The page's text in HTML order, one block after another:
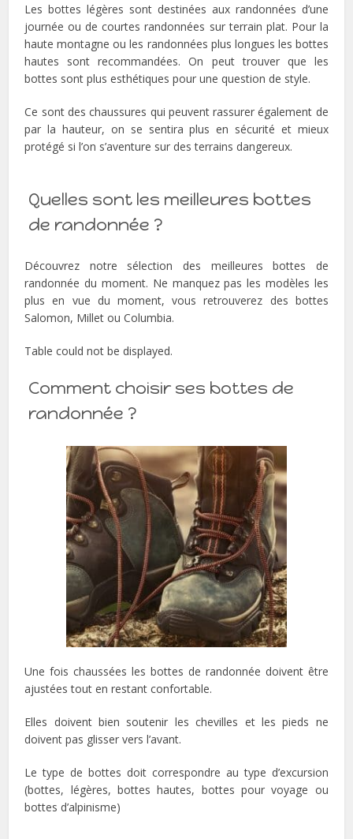
Les bottes légères sont destinées aux randonnées d’une
journée ou de courtes randonnées sur terrain plat. Pour la
haute montagne ou les randonnées plus longues les bottes
hautes sont recommandées. On peut trouver que les
bottes sont plus esthétiques pour une question de style.
Ce sont des chaussures qui peuvent rassurer également de
par la hauteur, on se sentira plus en sécurité et mieux
protégé si l’on s’aventure sur des terrains dangereux.
Quelles sont les meilleures bottes
de randonnée ?
Découvrez notre sélection des meilleures bottes de
randonnée du moment. Ne manquez pas les modèles les
plus en vue du moment, vous retrouverez des bottes
Salomon, Millet ou Columbia.
Table could not be displayed.
Comment choisir ses bottes de
randonnée ?
Une fois chaussées les bottes de randonnée doivent être
ajustées tout en restant confortable.
Elles doivent bien soutenir les chevilles et les pieds ne
doivent pas glisser vers l’avant.
Le type de bottes doit correspondre au type d’excursion
(bottes, légères, bottes hautes, bottes pour voyage ou
bottes d’alpinisme)